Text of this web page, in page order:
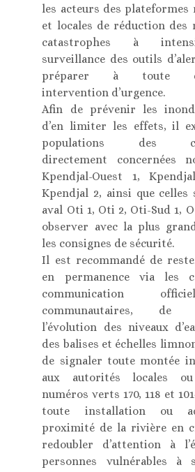
les acteurs des plateformes
et locales de réduction des
catastrophes à
surveillance des outils
préparer à toute
intervention d’urgence.
Afin de prévenir les
d’en limiter les effets, il
populations des
directement concernées
Kpendjal-Ouest 1,
Kpendjal 2, ainsi que celles
aval Oti 1, Oti 2, Oti-Sud 1,
observer avec la plus
les consignes de sécurité.
Il est recommandé de
en permanence via les
communication
communautaires, de
l’évolution des niveaux
des balises et échelles
de signaler toute montée
aux autorités locales
numéros verts 170, 118 et
toute installation ou
proximité de la rivière en
redoubler d’attention à
personnes vulnérables à